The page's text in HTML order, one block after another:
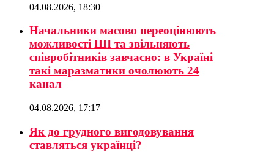
04.08.2026, 18:30
Начальники масово переоцінюють
можливості ШІ та звільняють
співробітників завчасно: в Україні
такі маразматики очолюють 24
канал
04.08.2026, 17:17
Як до грудного вигодовування
ставляться українці?